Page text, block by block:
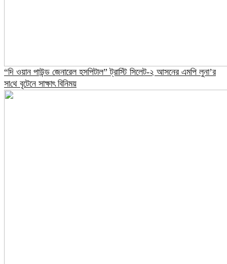
“দি ওয়ান পাউন্ড জেনারেল হসপিটাল” ট্রাস্টি সিলেট-২ আসনের এমপি লুনা’র
সা‌থে বৃটেনে সাক্ষাৎ বিনিময়